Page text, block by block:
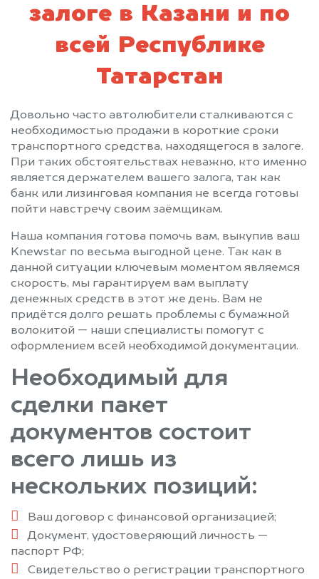
залоге в Казани и по
всей Республике
Татарстан
Довольно часто автолюбители сталкиваются с
необходимостью продажи в короткие сроки
транспортного средства, находящегося в залоге.
При таких обстоятельствах неважно, кто именно
является держателем вашего залога, так как
банк или лизинговая компания не всегда готовы
пойти навстречу своим заёмщикам.
Наша компания готова помочь вам, выкупив ваш
Knewstar по весьма выгодной цене. Так как в
данной ситуации ключевым моментом являемся
скорость, мы гарантируем вам выплату
денежных средств в этот же день. Вам не
придётся долго решать проблемы с бумажной
волокитой — наши специалисты помогут с
оформлением всей необходимой документации.
Необходимый для
сделки пакет
документов состоит
всего лишь из
нескольких позиций:
Ваш договор с финансовой организацией;
Документ, удостоверяющий личность —
паспорт РФ;
Свидетельство о регистрации транспортного